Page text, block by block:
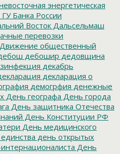
энергетическая
Банка России
Восток Дальсельмаш
перевозки
Движение общественный
дебошир дедовщина
декабрь
декларация о
демогрфия денежные
День географа День города
День защитника Отечества
День Конституции РФ
День медицинского
день открытых
День